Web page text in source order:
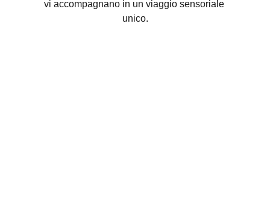
vi accompagnano in un viaggio sensoriale
unico.